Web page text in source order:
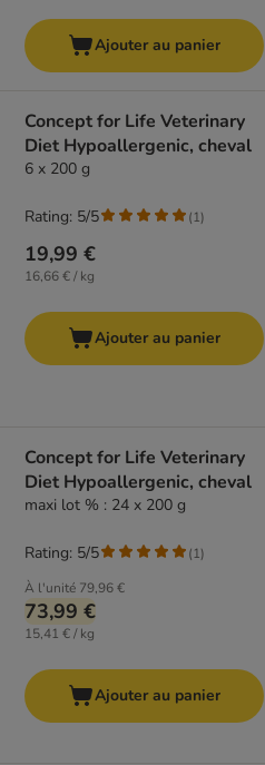
Ajouter au panier
Concept for Life Veterinary
Diet Hypoallergenic, cheval
6 x 200 g
19,99 €
16,66 € / kg
Rating: 5/5 (1)
Ajouter au panier
Concept for Life Veterinary
Diet Hypoallergenic, cheval
maxi lot % : 24 x 200 g
À l'unité 79,96 €
73,99 €
15,41 € / kg
Rating: 5/5 (1)
Ajouter au panier